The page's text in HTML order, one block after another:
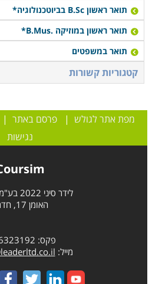
תואר ראשון B.Sc בביוטכנולוגיה*
תואר ראשון במוזיקה .B.Mus*
תואר במשפטים
קטגוריות קשורות
מפת אתר לגולש |פרסם באתר |
נגישות
לידר סיני 2022 בע"מ (קורסים)
האומן 17, חדרה
פקס: 04-6323192
מייל: